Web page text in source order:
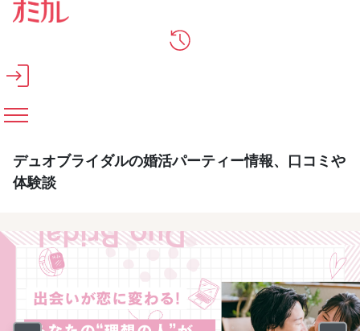
メインコンテンツへスキップ
デュオブライダルの婚活パーティー情報、口コミや
体験談